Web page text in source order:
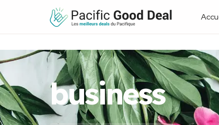
business